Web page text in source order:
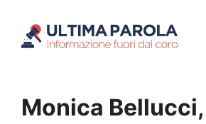
Monica Bellucci,